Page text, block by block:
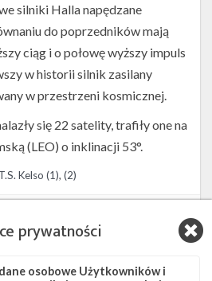
silniki Halla napędzane
do poprzedników mają
ciąg i o połowę wyższy impuls
w historii silnik zasilany
w przestrzeni kosmicznej.
się 22 satelity, trafiły one na
(LEO) o inklinacji 53°.
T.S. Kelso (1), (2)
SLC-4E
Starlink-122
prywatności
osobowe Użytkowników i